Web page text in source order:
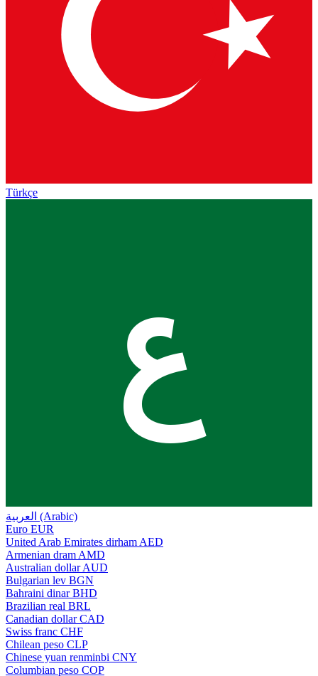
Türkçe
ع
العربية (Arabic)
Euro EUR
United Arab Emirates dirham AED
Armenian dram AMD
Australian dollar AUD
Bulgarian lev BGN
Bahraini dinar BHD
Brazilian real BRL
Canadian dollar CAD
Swiss franc CHF
Chilean peso CLP
Chinese yuan renminbi CNY
Columbian peso COP